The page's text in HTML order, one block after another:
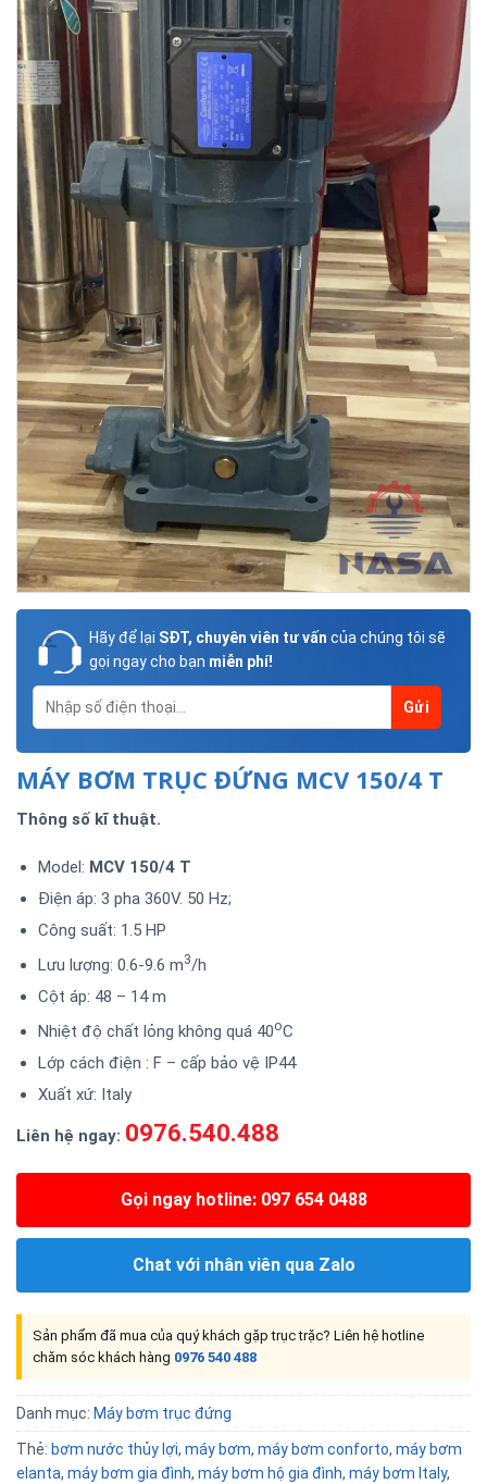
Hãy để lại SĐT, chuyên viên tư vấn của chúng tôi sẽ
gọi ngay cho bạn miễn phí!
MÁY BƠM TRỤC ĐỨNG MCV 150/4 T
Thông số kĩ thuật.
Model: MCV 150/4 T
Điện áp: 3 pha 360V. 50 Hz;
Công suất: 1.5 HP
Lưu lượng: 0.6-9.6 m3/h
Cột áp: 48 – 14 m
Nhiệt độ chất lỏng không quá 40oC
Lớp cách điện : F – cấp bảo vệ IP44
Xuất xứ: Italy
Liên hệ ngay: 0976.540.488
Gọi ngay hotline: 097 654 0488
Chat với nhân viên qua Zalo
Sản phẩm đã mua của quý khách gặp trục trặc? Liên hệ hotline
chăm sóc khách hàng 0976 540 488
Danh mục: Máy bơm trục đứng
Thẻ: bơm nước thủy lợi, máy bơm, máy bơm conforto, máy bơm
elanta, máy bơm gia đình, máy bơm hộ gia đình, máy bơm Italy,